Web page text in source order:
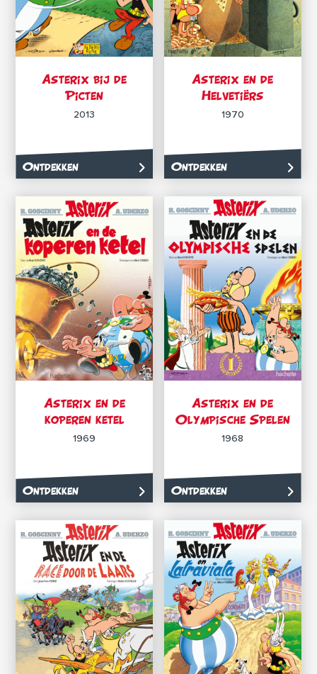
Asterix bij de
Picten
2013
Ontdekken
Asterix en de
Helvetiërs
1970
Ontdekken
Asterix en de
koperen ketel
1969
Ontdekken
Asterix en de
Olympische Spelen
1968
Ontdekken